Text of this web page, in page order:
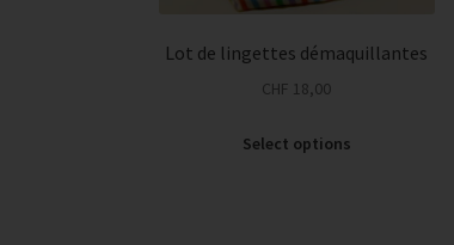
Lot de lingettes démaquillantes
CHF 18,00
Select options